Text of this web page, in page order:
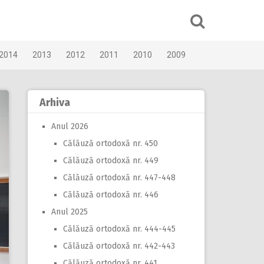
2013 2012 2011 2010 2009
Arhiva
Anul 2026
Călăuză ortodoxă nr. 450
Călăuză ortodoxă nr. 449
Călăuză ortodoxă nr. 447-448
Călăuză ortodoxă nr. 446
Anul 2025
Călăuză ortodoxă nr. 444-445
Călăuză ortodoxă nr. 442-443